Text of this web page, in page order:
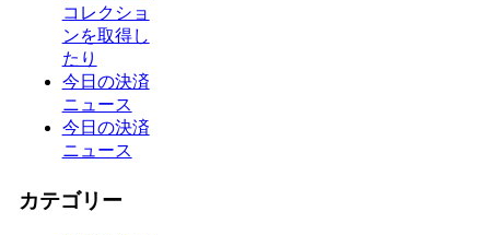
コレクショ
ンを取得し
たり
今日の決済
ニュース
今日の決済
ニュース
カテゴリー